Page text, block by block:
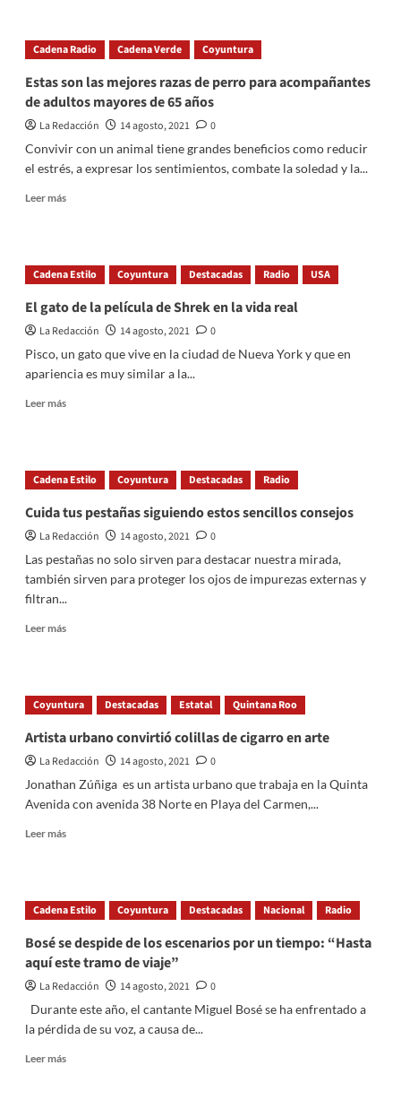
Bozzo
pidió
ir
a
la
argumenta
ser
su
Cadena Radio Cadena Verde Coyuntura
Estas son las mejores razas de perro para acompañantes
de adultos mayores de 65 años
La Redacción 14 agosto, 2021
0
Convivir con un animal tiene grandes beneficios como reducir
el estrés, a expresar los sentimientos, combate la soledad y la...
Leer másRead
son
las
razas
de
perro
acompañantes
de
65
años
Cadena Estilo Coyuntura Destacadas Radio USA
El gato de la película de Shrek en la vida real
La Redacción 14 agosto, 2021
0
Pisco, un gato que vive en la ciudad de Nueva York y que en
apariencia es muy similar a la...
Leer másRead
gato
de
película
de
Shrek
la
vida
Cadena Estilo Coyuntura Destacadas Radio
Cuida tus pestañas siguiendo estos sencillos consejos
La Redacción 14 agosto, 2021
0
Las pestañas no solo sirven para destacar nuestra mirada,
también sirven para proteger los ojos de impurezas externas y
filtran...
Leer másRead
tus
pestañas
estos
sencillos
consejos
Coyuntura Destacadas Estatal Quintana Roo
Artista urbano convirtió colillas de cigarro en arte
La Redacción 14 agosto, 2021
0
Jonathan Zúñiga es un artista urbano que trabaja en la Quinta
Avenida con avenida 38 Norte en Playa del Carmen,...
Leer másRead
urbano
convirtió
de
cigarro
en
Cadena Estilo Coyuntura Destacadas Nacional Radio
Bosé se despide de los escenarios por un tiempo: “Hasta
aquí este tramo de viaje”
La Redacción 14 agosto, 2021
0
Durante este año, el cantante Miguel Bosé se ha enfrentado a
la pérdida de su voz, a causa de...
Leer másRead